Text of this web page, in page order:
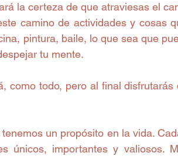
la certeza de que atraviesas el
camino de actividades y cosas
pintura, baile, lo que sea que
tu mente.
como todo, pero al final
un propósito en la vida.
únicos, importantes y valiosos.